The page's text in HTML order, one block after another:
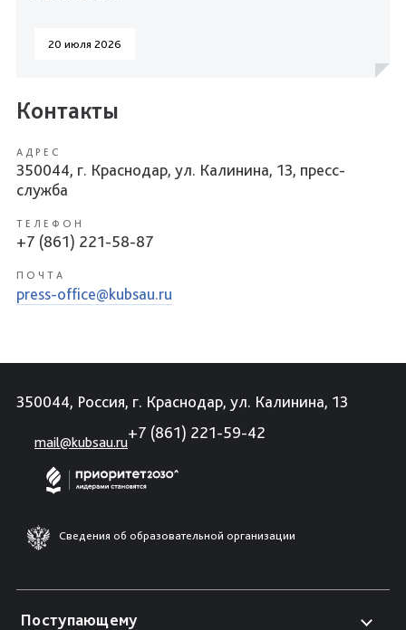
20 июля 2026
Контакты
АДРЕС
350044, г. Краснодар, ул. Калинина, 13, пресс-
служба
ТЕЛЕФОН
+7 (861) 221-58-87
ПОЧТА
press-office@kubsau.ru
350044, Россия, г. Краснодар, ул. Калинина, 13
mail@kubsau.ru
+7 (861) 221-59-42
Сведения об образовательной организации
Поступающему